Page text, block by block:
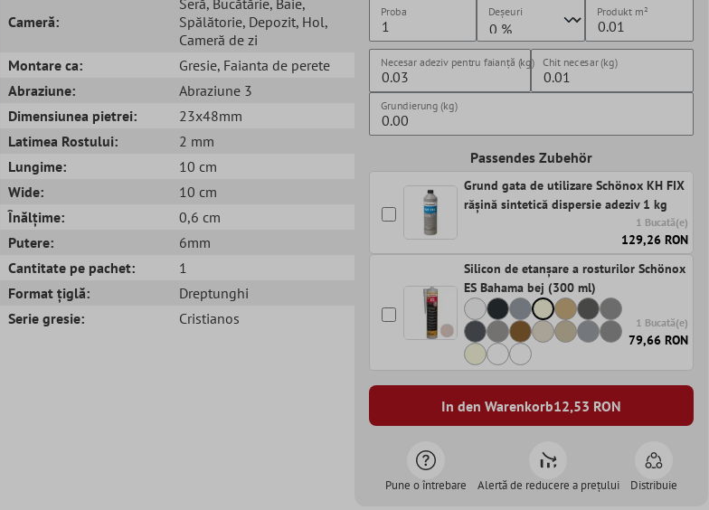
Cameră:
Spălătorie, Depozit, Hol,
Cameră de zi
Montare ca:
Gresie, Faianta de perete
Abraziune:
Abraziune 3
Dimensiunea pietrei:
23x48mm
Latimea Rostului:
2 mm
Lungime:
10 cm
Wide:
10 cm
Înălțime:
0,6 cm
Putere:
6mm
Cantitate pe pachet:
1
Format țiglă:
Dreptunghi
Serie gresie:
Cristianos
Proba Deșeuri Produkt m²
Necesar adeziv pentru faianță (kg) Chit necesar (kg)
Grundierung (kg)
Passendes Zubehör
Grund gata de utilizare Schönox KH FIX
rășină sintetică dispersie adeziv 1 kg
1 Bucată(e)
129,26 RON
Silicon de etanșare a rosturilor Schönox
ES Bahama bej (300 ml)
1 Bucată(e)
79,66 RON
In den Warenkorb12,53 RON
Pune o întrebare Alertă de reducere a prețului Distribuie